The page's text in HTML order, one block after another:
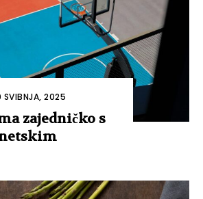
SVIBNJA, 2025
zajedničko s